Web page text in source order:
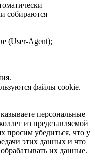
собираются
(User-Agent);
файлы cookie.
персональные
из представляемой
просим убедиться, что у
этих данных и что
их данные.